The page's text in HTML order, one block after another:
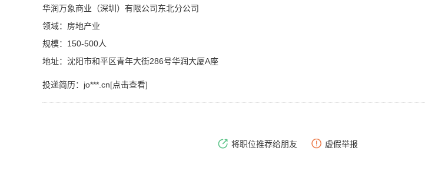
华润万象商业（深圳）有限公司东北分公司
领域：房地产业
规模：150-500人
地址：沈阳市和平区青年大街286号华润大厦A座
投递简历： jo***.cn[点击查看]
将职位推荐给朋友 虚假举报